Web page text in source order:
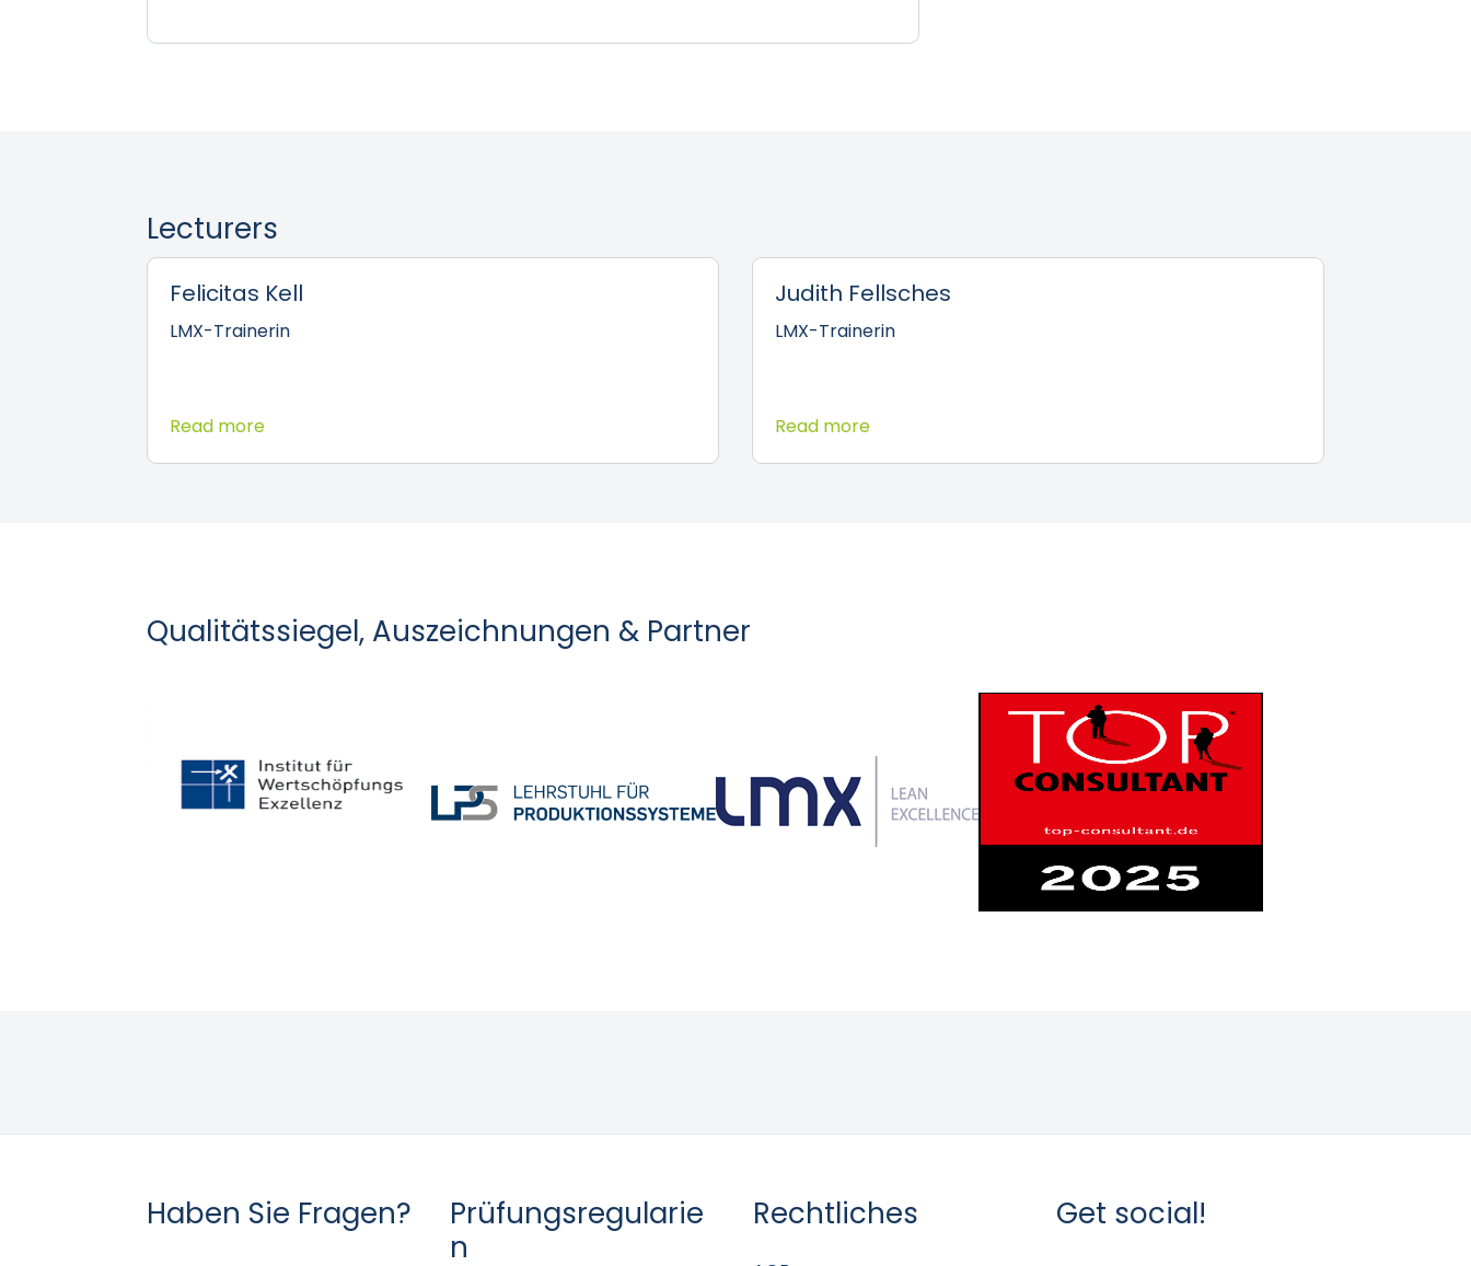
Lecturers
Felicitas Kell
LMX-Trainerin
Read more
Judith Fellsches
LMX-Trainerin
Read more
Qualitätssiegel, Auszeichnungen & Partner
Haben Sie Fragen?
Prüfungsregularie
n
Rechtliches Get social!